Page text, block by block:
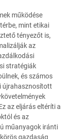
működése
mint etikai
tényezőt is,
az
stratégiák
és számos
újrahasznosított
az eljárás eltéríti a
és az
műanyagok iránti
gazdaság